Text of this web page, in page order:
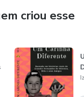
criou esse